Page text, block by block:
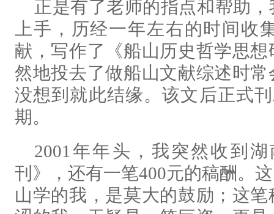
正是有了老师的指点和帮助
上手，历经一年左右的时间收
献，写作了《船山历史哲学思
然地投去了做船山文献综述时
没想到就此结缘。该文后正式
期。
2001年年头，我突然收到
刊》，还有一笔400元的稿酬。
山学的我，是莫大的鼓励；这